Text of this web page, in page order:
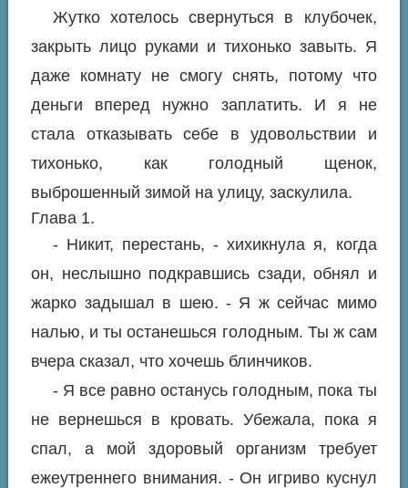
Жутко хотелось свернуться в клубочек,
закрыть лицо руками и тихонько завыть. Я
даже комнату не смогу снять, потому что
деньги вперед нужно заплатить. И я не
стала отказывать себе в удовольствии и
тихонько, как голодный щенок,
выброшенный зимой на улицу, заскулила.
Глава 1.
- Никит, перестань, - хихикнула я, когда
он, неслышно подкравшись сзади, обнял и
жарко задышал в шею. - Я ж сейчас мимо
налью, и ты останешься голодным. Ты ж сам
вчера сказал, что хочешь блинчиков.
- Я все равно останусь голодным, пока ты
не вернешься в кровать. Убежала, пока я
спал, а мой здоровый организм требует
ежеутреннего внимания. - Он игриво куснул